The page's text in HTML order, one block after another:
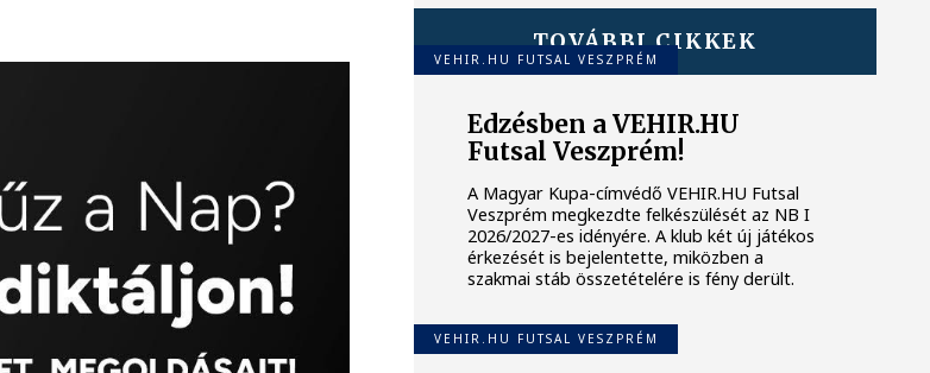
TOVÁBBI CIKKEK
VEHIR.HU FUTSAL VESZPRÉM
Edzésben a VEHIR.HU
Futsal Veszprém!
A Magyar Kupa-címvédő VEHIR.HU Futsal
Veszprém megkezdte felkészülését az NB I
2026/2027-es idényére. A klub két új játékos
érkezését is bejelentette, miközben a
szakmai stáb összetételére is fény derült.
VEHIR.HU FUTSAL VESZPRÉM